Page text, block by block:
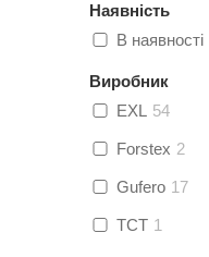
Наявність
В наявності
Виробник
EXL
54
Forstex 2
Gufero 17
TCT 1